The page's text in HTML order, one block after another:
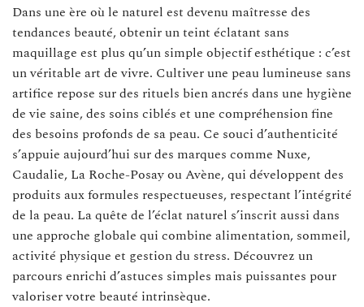
Dans une ère où le naturel est devenu maîtresse des
tendances beauté, obtenir un teint éclatant sans
maquillage est plus qu’un simple objectif esthétique : c’est
un véritable art de vivre. Cultiver une peau lumineuse sans
artifice repose sur des rituels bien ancrés dans une hygiène
de vie saine, des soins ciblés et une compréhension fine
des besoins profonds de sa peau. Ce souci d’authenticité
s’appuie aujourd’hui sur des marques comme Nuxe,
Caudalie, La Roche-Posay ou Avène, qui développent des
produits aux formules respectueuses, respectant l’intégrité
de la peau. La quête de l’éclat naturel s’inscrit aussi dans
une approche globale qui combine alimentation, sommeil,
activité physique et gestion du stress. Découvrez un
parcours enrichi d’astuces simples mais puissantes pour
valoriser votre beauté intrinsèque.